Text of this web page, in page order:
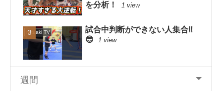
を分析！
1 view
mituaki TV
試合中判断ができない人集合‼️
😎
1 view
週間